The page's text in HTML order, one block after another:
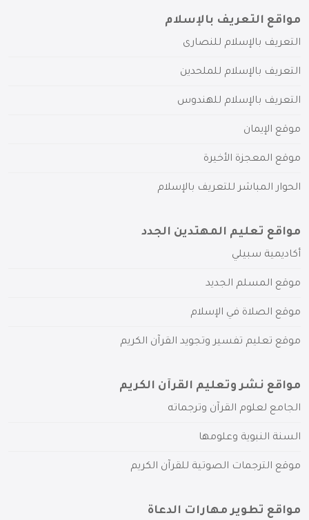
مواقع التعريف بالإسلام
التعريف بالإسلام للنصارى
التعريف بالإسلام للملحدين
التعريف بالإسلام للهندوس
موقع الإيمان
موقع المعجزة الأخيرة
الحوار المباشر للتعريف بالإسلام
مواقع تعليم المهتدين الجدد
أكاديمية سبيلي
موقع المسلم الجديد
موقع الصلاة في الإسلام
موقع تعليم تفسير وتجويد القرآن الكريم
مواقع نشر وتعليم القرآن الكريم
الجامع لعلوم القرآن وترجماته
السنة النبوية وعلومها
موقع الترجمات الصوتية للقرآن الكريم
مواقع تطوير مهارات الدعاة